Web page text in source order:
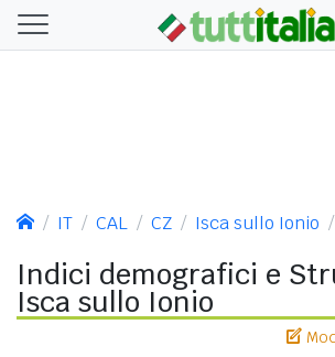
IT CAL CZ Isca sullo Ionio
Indici demografici e
Isca sullo Ionio